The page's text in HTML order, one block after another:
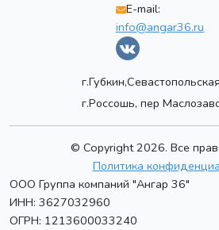
E-mail:
info@angar36.ru
г.Россошь, пер
© Copyright 2026. Все
Политика
ООО Группа компаний "Ангар 36"
ИНН: 3627032960
ОГРН: 1213600033240